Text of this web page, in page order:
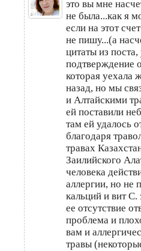
это вы мне
не была...как я
если на этот
не пишу...(а
цитаты из
подтверждение
которая уехала
назад, но мы
и Алтайскими
ей поставили
там ей удалось
благодаря
травах
Заилийского
человека
аллергии, но не
кальций и вит С.
ее отсутствие
проблема и
вам и
травы